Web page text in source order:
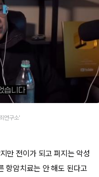
연구소'
만 전이가 되고 퍼지는 악성
항암치료는 안 해도 된다고